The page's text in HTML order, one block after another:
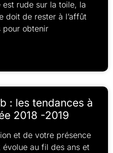
rude sur la toile, la
doit de rester à l’affût
pour obtenir
: les tendances à
2018 -2019
et de votre présence
au fil des ans et